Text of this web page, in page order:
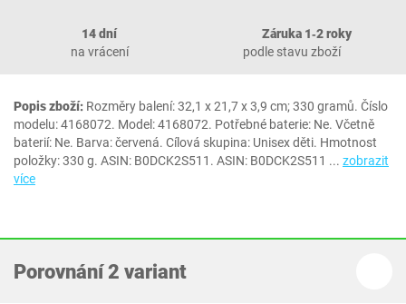
14 dní
na vrácení
Záruka 1‐2 roky
podle stavu zboží
Popis zboží: Rozměry balení: 32,1 x 21,7 x 3,9 cm; 330 gramů. Číslo
modelu: 4168072. Model: 4168072. Potřebné baterie: Ne. Včetně
baterií: Ne. Barva: červená. Cílová skupina: Unisex děti. Hmotnost
položky: 330 g. ASIN: B0DCK2S511. ASIN: B0DCK2S511 ... zobrazit
více
Porovnání 2 variant